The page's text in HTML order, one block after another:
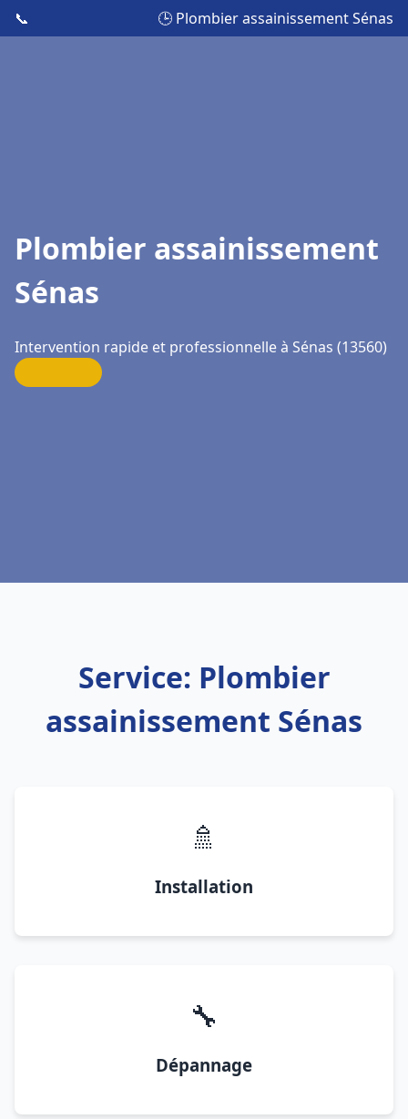
📞 🕒 Plombier assainissement Sénas
Plombier assainissement
Sénas
Intervention rapide et professionnelle à Sénas (13560)
Service: Plombier
assainissement Sénas
🚿
Installation
🔧
Dépannage